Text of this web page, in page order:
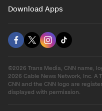
Download Apps
©2026 Trans Media, CNN name,
2026 Cable News Network, Inc. A
CNN and the CNN logo are
displayed with permission.